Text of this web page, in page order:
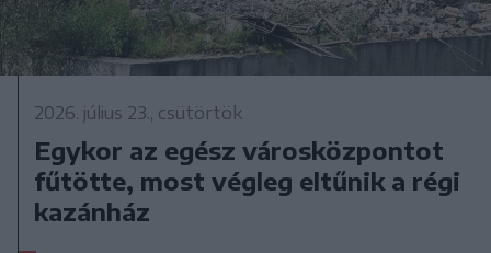
2026. július 23., csütörtök
Egykor az egész városközpontot
fűtötte, most végleg eltűnik a régi
kazánház